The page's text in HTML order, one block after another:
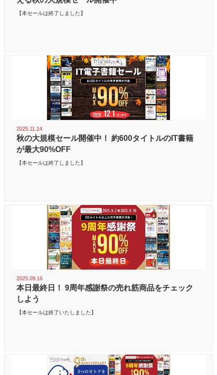
【本セールは終了しました】
2025.11.14
秋の大規模セール開催中！ 約600タイトルのIT書籍
が最大90%OFF
【本セールは終了しました】
2025.09.16
本日最終日！ 9周年感謝祭の売れ筋商品をチェック
しよう
【本セールは終了いたしました】